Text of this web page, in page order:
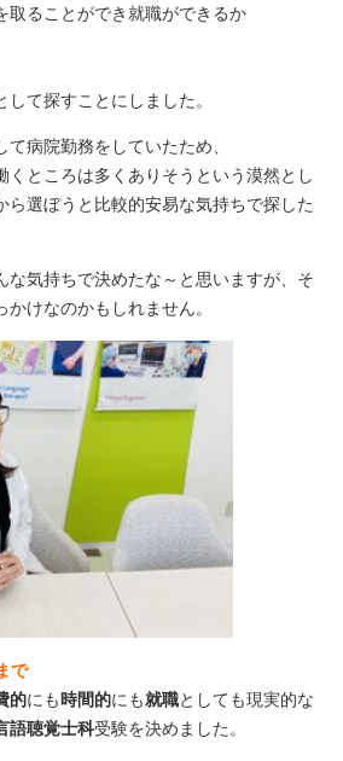
取ることができ就職ができるか
て探すことにしました。
病院勤務をしていたため、
くところは多くありそうという漠然とし
ら選ぼうと比較的安易な気持ちで探した
な気持ちで決めたな～と思いますが、そ
けなのかもしれません。
で
的にも時間的にも就職としても現実的な
語聴覚士科受験を決めました。